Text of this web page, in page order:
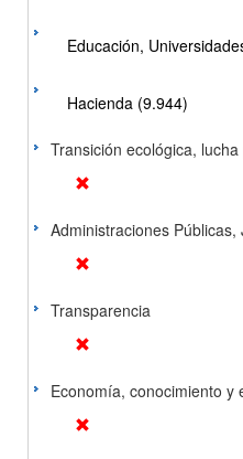
Educación,
Hacienda (9.944)
Transición ecológica,
Administraciones Públicas,
Transparencia
Economía, conocimiento y